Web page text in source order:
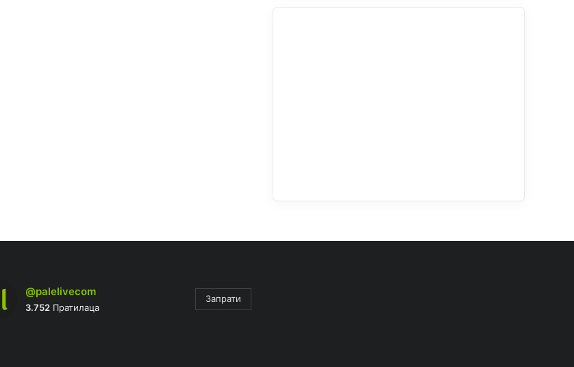
@palelivecom
3.752Пратилаца
Запрати